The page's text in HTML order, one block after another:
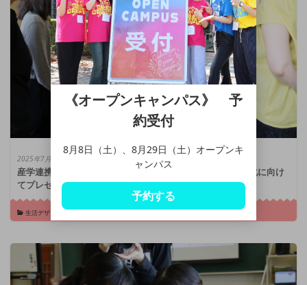
2025年7月4日
産学連携「アクセサリー商品化プロジェクト」学生が商品化に向け
てプレゼンテーション
生活デザイン総合学科
《オープンキャンパス》 予
約受付
8月8日（土）、8月29日（土）オープンキ
ャンパス
予約する